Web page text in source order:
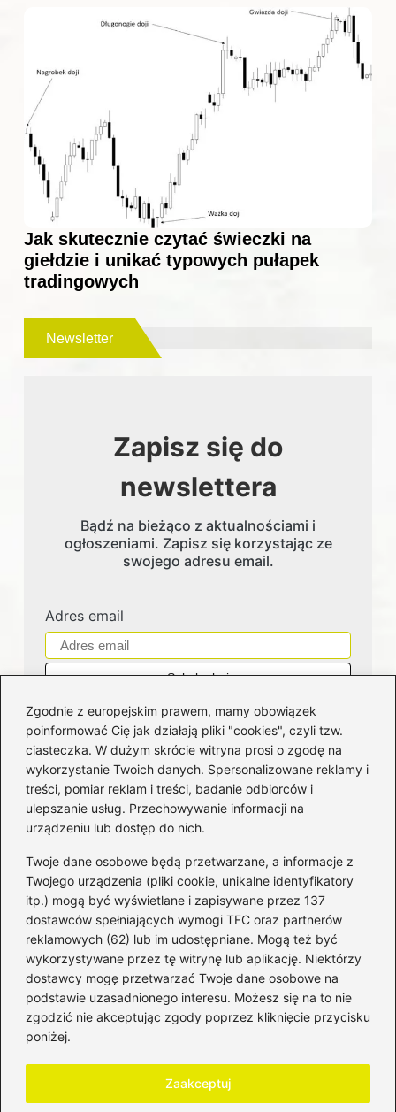
Zgodnie z europejskim prawem, mamy obowiązek
poinformować Cię jak działają pliki "cookies", czyli tzw.
ciasteczka. W dużym skrócie witryna prosi o zgodę na
wykorzystanie Twoich danych. Spersonalizowane reklamy i
treści, pomiar reklam i treści, badanie odbiorców i
ulepszanie usług. Przechowywanie informacji na
urządzeniu lub dostęp do nich.
Twoje dane osobowe będą przetwarzane, a informacje z
Twojego urządzenia (pliki cookie, unikalne identyfikatory
itp.) mogą być wyświetlane i zapisywane przez 137
dostawców spełniających wymogi TFC oraz partnerów
reklamowych (62) lub im udostępniane. Mogą też być
wykorzystywane przez tę witrynę lub aplikację. Niektórzy
dostawcy mogę przetwarzać Twoje dane osobowe na
podstawie uzasadnionego interesu. Możesz się na to nie
zgodzić nie akceptując zgody poprzez kliknięcie przycisku
poniżej.
Zaakceptuj
Jak skutecznie czytać świeczki na
giełdzie i unikać typowych pułapek
tradingowych
Newsletter
Zapisz się do
newslettera
Bądź na bieżąco z aktualnościami i
ogłoszeniami. Zapisz się korzystając ze
swojego adresu email.
Adres email
Kategorie
Bankowość (184)
Fundusze
(36)
Giełda(28)
Inwestycje(50)
Rentowność(32)
Rozliczenia(196)
Świadczenia socjalne(59)
Waluty(22)
Windykacja(50)